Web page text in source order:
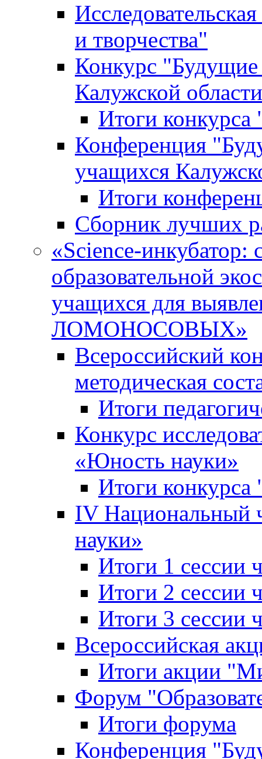
и творчества"
Конкурс
Калужской области
Итоги
Конференция
учащихся
Итоги
Сборник лучших
«Science-инкубатор:
образовательной
учащихся для
ЛОМОНОСОВЫХ»
Всероссийский
методическая
Итоги
Конкурс
«Юность науки»
Итоги
IV
науки»
Итоги 1 сессии
Итоги 2 сессии
Итоги 3 сессии
Всероссийская
Итоги акции
Форум
Итоги форума
Конференция